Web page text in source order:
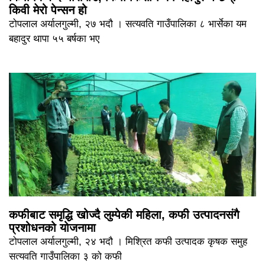
किवी मेरो पेन्सन हो
टोपलाल अर्यालगुल्मी, २७ भदौ । सत्यवति गाउँपालिका ८ भार्सेका यम
बहादुर थापा ५५ बर्षका भए
कफीबाट समृद्धि खोज्दै लुम्पेकी महिला, कफी उत्पादनसंगै
प्रशोधनको योजनामा
टोपलाल अर्यालगुल्मी, २४ भदौ । मिश्रित कफी उत्पादक कृषक समुह
सत्यवति गाउँपालिका ३ को कफी